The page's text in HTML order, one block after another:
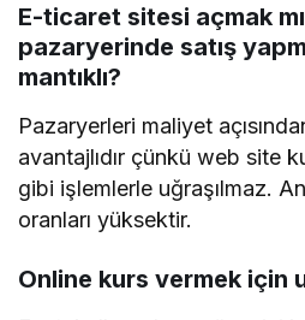
E-ticaret sitesi açmak
pazaryerinde satış
mantıklı?
Pazaryerleri maliyet
avantajlıdır çünkü web site
gibi işlemlerle uğraşılmaz.
oranları yüksektir.
Online kurs vermek için